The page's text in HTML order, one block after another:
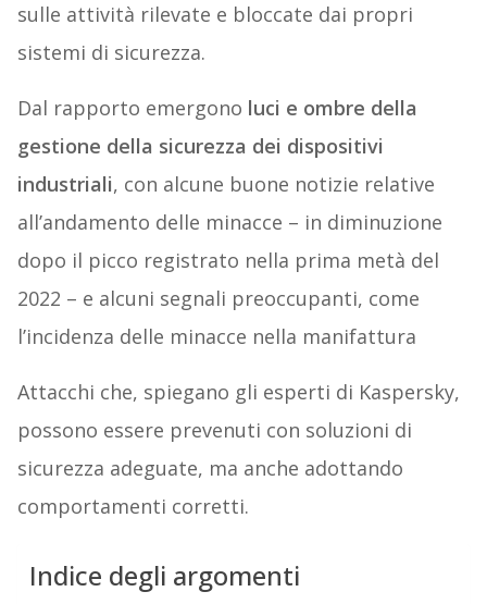
sulle attività rilevate e bloccate dai propri
sistemi di sicurezza.
Dal rapporto emergono luci e ombre della
gestione della sicurezza dei dispositivi
industriali, con alcune buone notizie relative
all’andamento delle minacce – in diminuzione
dopo il picco registrato nella prima metà del
2022 – e alcuni segnali preoccupanti, come
l’incidenza delle minacce nella manifattura
Attacchi che, spiegano gli esperti di Kaspersky,
possono essere prevenuti con soluzioni di
sicurezza adeguate, ma anche adottando
comportamenti corretti.
Indice degli argomenti